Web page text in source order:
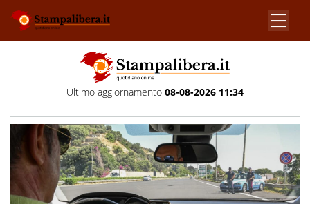
Ultimo aggiornamento 08-08-2026 11:34